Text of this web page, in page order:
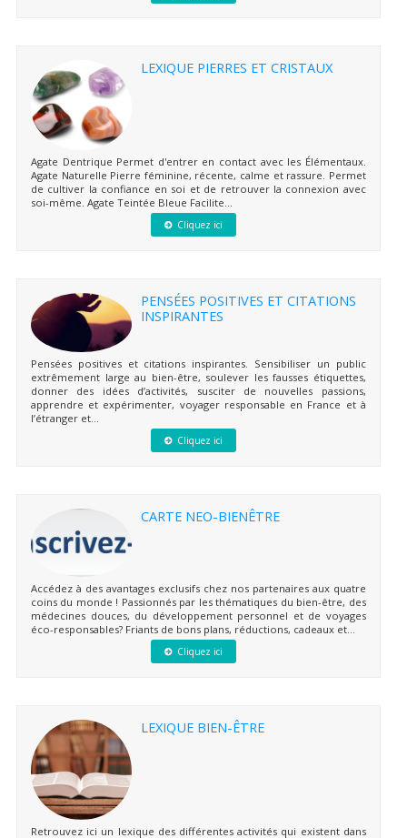
LEXIQUE PIERRES ET CRISTAUX
Agate Dentrique Permet d'entrer en contact avec les Élémentaux.
Agate Naturelle Pierre féminine, récente, calme et rassure. Permet
de cultiver la confiance en soi et de retrouver la connexion avec
soi-même. Agate Teintée Bleue Facilite...
Cliquez ici
PENSÉES POSITIVES ET CITATIONS
INSPIRANTES
Pensées positives et citations inspirantes. Sensibiliser un public
extrêmement large au bien-être, soulever les fausses étiquettes,
donner des idées d’activités, susciter de nouvelles passions,
apprendre et expérimenter, voyager responsable en France et à
l’étranger et...
Cliquez ici
CARTE NEO-BIENÊTRE
Accédez à des avantages exclusifs chez nos partenaires aux quatre
coins du monde ! Passionnés par les thématiques du bien-être, des
médecines douces, du développement personnel et de voyages
éco-responsables? Friants de bons plans, réductions, cadeaux et...
Cliquez ici
LEXIQUE BIEN-ÊTRE
Retrouvez ici un lexique des différentes activités qui existent dans